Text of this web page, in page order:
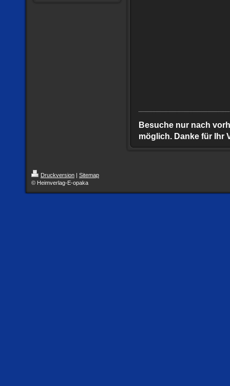
Besuche nur nach
möglich. Danke für Ihr
Druckversion | Sitemap
© Heimverlag-E-opaka